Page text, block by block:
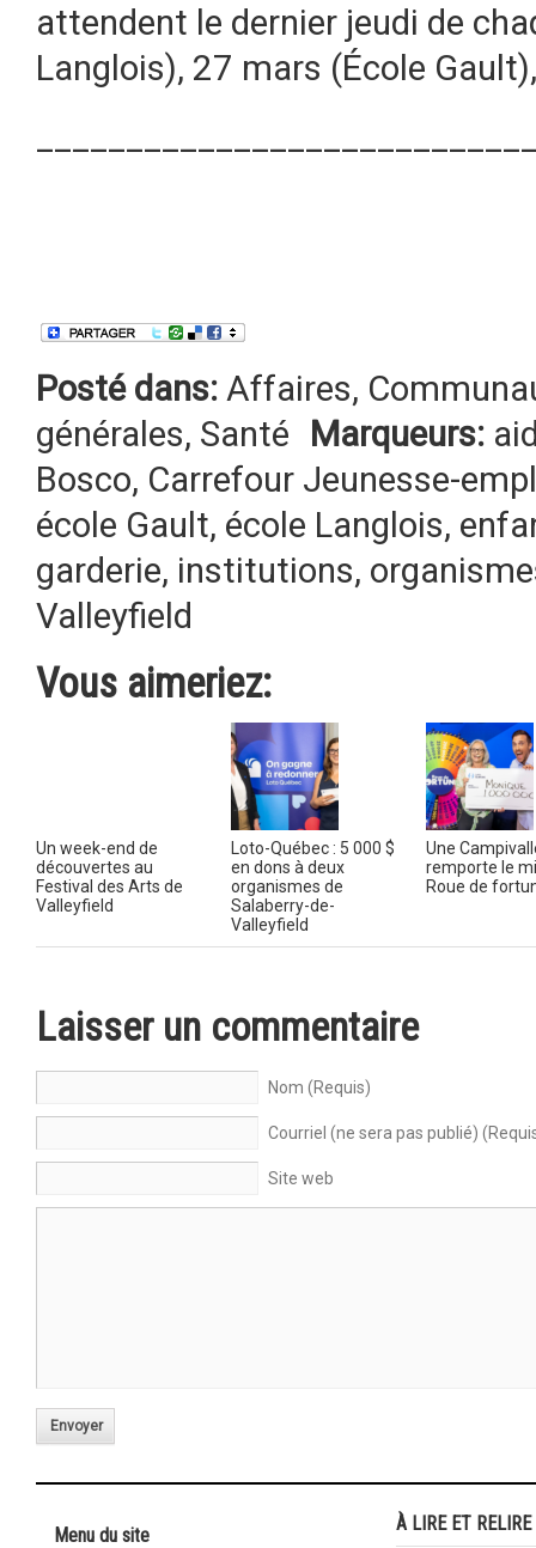
attendent le dernier jeudi de
Langlois), 27 mars (École
Posté dans: Affaires,
générales, Santé Marqueurs:
Bosco, Carrefour Jeunesse-
école Gault, école Langlois,
garderie, institutions,
Valleyfield
Vous aimeriez:
Un week-end de
découvertes au
Festival des Arts de
Valleyfield
Loto-Québec : 5 000 $
en dons à deux
organismes de
Salaberry-de-
Valleyfield
Une
remporte le
Roue de
Laisser un commentaire
Nom (Requis)
Courriel (ne sera pas publié)
Site web
Envoyer
Menu du site
À LIRE ET RELIRE